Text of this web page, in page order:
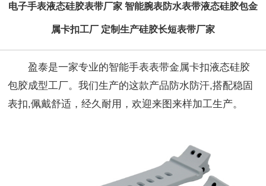
电子手表液态硅胶表带厂家 智能腕表防水表带液态硅胶包金
属卡扣工厂 定制生产硅胶长短表带厂家
盈泰是一家专业的智能手表表带金属卡扣液态硅胶
包胶成型工厂。我们生产的这款产品防水防汗,搭配稳固
表扣,佩戴舒适，经久耐用，欢迎来图来样加工生产。